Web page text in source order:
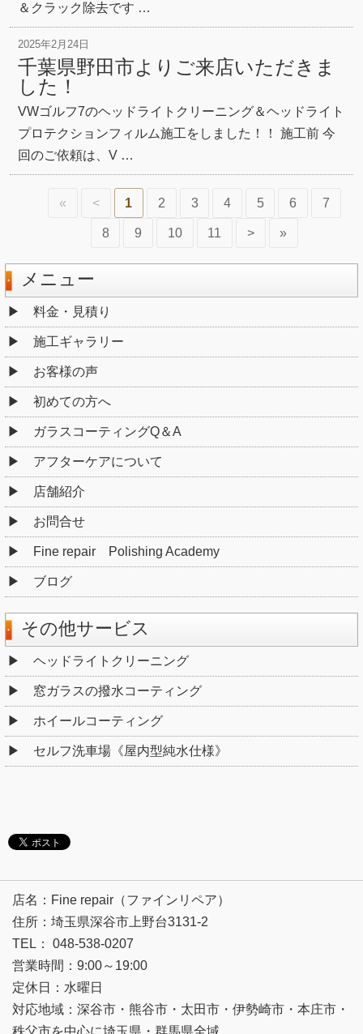
＆クラック除去です …
2025年2月24日
千葉県野田市よりご来店いただきま
した！
VWゴルフ7のヘッドライトクリーニング＆ヘッドライト
プロテクションフィルム施工をしました！！ 施工前 今
回のご依頼は、V …
« < 1 2 3 4 5 6 7
8 9 10 11 > »
メニュー
料金・見積り
施工ギャラリー
お客様の声
初めての方へ
ガラスコーティングQ＆A
アフターケアについて
店舗紹介
お問合せ
Fine repair Polishing Academy
ブログ
その他サービス
ヘッドライトクリーニング
窓ガラスの撥水コーティング
ホイールコーティング
セルフ洗車場《屋内型純水仕様》
店名：Fine repair（ファインリペア）
住所：埼玉県深谷市上野台3131-2
TEL： 048-538-0207
営業時間：9:00～19:00
定休日：水曜日
対応地域：深谷市・熊谷市・太田市・伊勢崎市・本庄市・
秩父市を中心に埼玉県・群馬県全域